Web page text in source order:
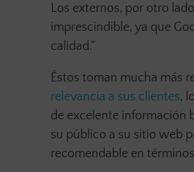
Los externos, por otro
imprescindible, ya que
calidad.”
Éstos toman mucha más
relevancia a sus clientes,
de excelente información
su público a su sitio web
recomendable en